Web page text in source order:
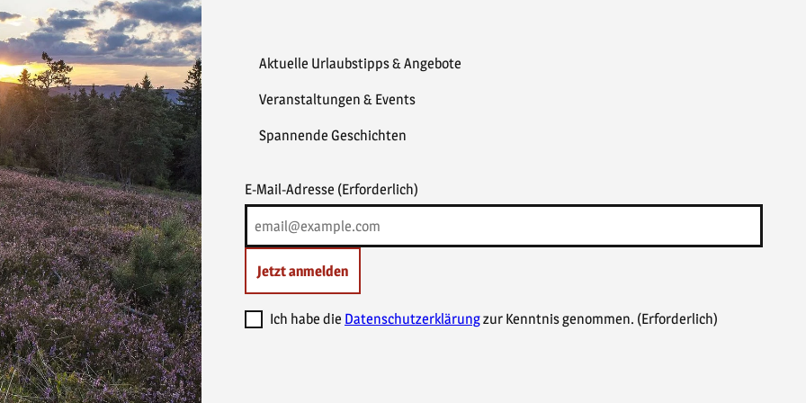
Aktuelle Urlaubstipps & Angebote
Veranstaltungen & Events
Spannende Geschichten
E-Mail-Adresse (Erforderlich)
Jetzt anmelden
Ich habe die Datenschutzerklärungzur Kenntnis genommen. (Erforderlich)